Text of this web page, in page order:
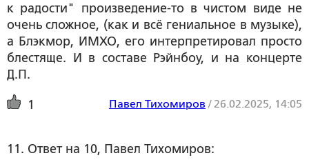
к радости" произведение-то в чистом виде не
очень сложное, (как и всё гениальное в музыке),
а Блэкмор, ИМХО, его интерпретировал просто
блестяще. И в составе Рэйнбоу, и на концерте
Д.П.
1 Павел Тихомиров / 26.02.2025, 14:05
11. Ответ на 10, Павел Тихомиров: